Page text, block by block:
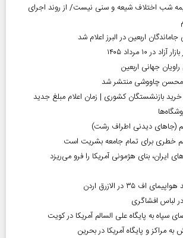
شب اختلاف شیعه و سنی نیست/ از روند اجرای
اربعین در البرز اعلام شد
۱۰ مرداد ۱۴۰۵
جهانی اربعین
محسن چاووشی منتشر شد
بازنشستگان کشوری | زمان اعلام مبلغ جدید
(جاهای دیدنی اطراف رشت)
خطری برای تمام جامعه بشریت است
ایران، بنای هژمونی آمریکا را فرو می‌ریزد
اف ۳۵ در الازرق اردن
لباس افشاگری
به پایگاه علی السالم آمریکا در کویت
مراکز و پایگاه‌ آمریکا در بحرین